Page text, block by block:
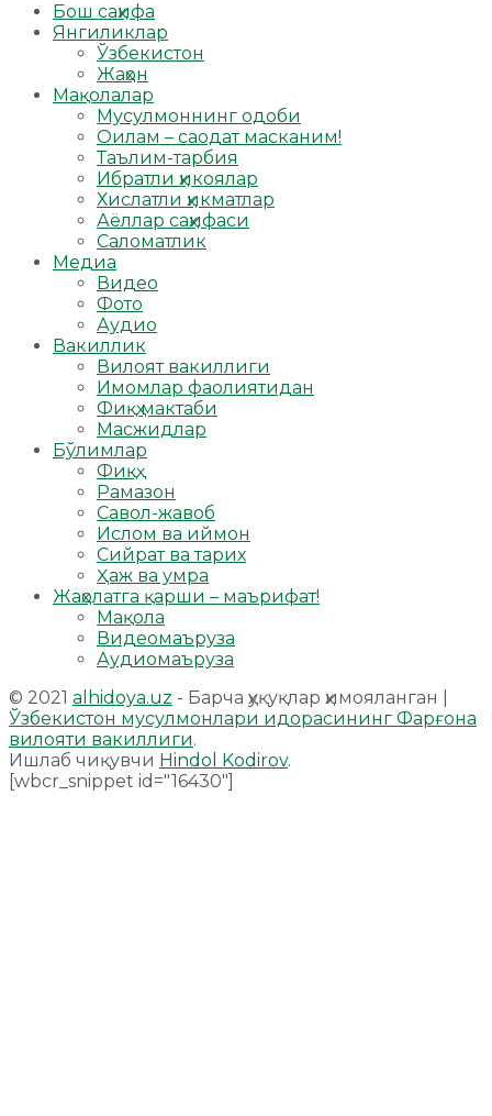
Бош саҳифа
Янгиликлар
Ўзбекистон
Жаҳон
Мақолалар
Мусулмоннинг одоби
Оилам – саодат масканим!
Таълим-тарбия
Ибратли ҳикоялар
Хислатли ҳикматлар
Аёллар саҳифаси
Саломатлик
Медиа
Видео
Фото
Аудио
Вакиллик
Вилоят вакиллиги
Имомлар фаолиятидан
Фиқҳ мактаби
Масжидлар
Бўлимлар
Фиқҳ
Рамазон
Савол-жавоб
Ислом ва иймон
Сийрат ва тарих
Ҳаж ва умра
Жаҳолатга қарши – маърифат!
Мақола
Видеомаъруза
Аудиомаъруза
© 2021 alhidoya.uz - Барча ҳуқуқлар ҳимояланган |
Ўзбекистон мусулмонлари идорасининг Фарғона
вилояти вакиллиги.
Ишлаб чиқувчи Hindol Kodirov.
[wbcr_snippet id="16430"]